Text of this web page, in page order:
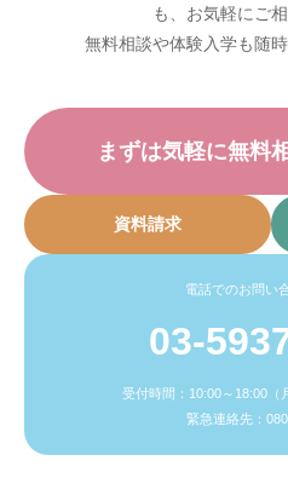
も、お気軽にご
無料相談や体験入学も随
まずは気軽に無料
資料請求
電話でのお問い
03-
受付時間：10:00～18:00
緊急連絡先：